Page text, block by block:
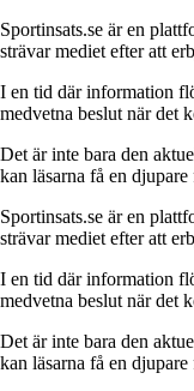
Sportinsats.se är en
strävar mediet efter att
I en tid där information
medvetna beslut när det
Det är inte bara den
kan läsarna få en
Sportinsats.se är en
strävar mediet efter att
I en tid där information
medvetna beslut när det
Det är inte bara den
kan läsarna få en